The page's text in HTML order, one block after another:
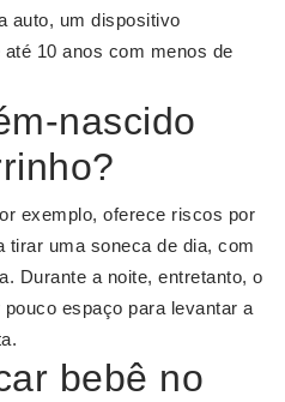
auto, um dispositivo
10 anos com menos de
nascido
exemplo, oferece riscos por
tirar uma soneca de dia, com
Durante a noite, entretanto, o
espaço para levantar a
bebê no